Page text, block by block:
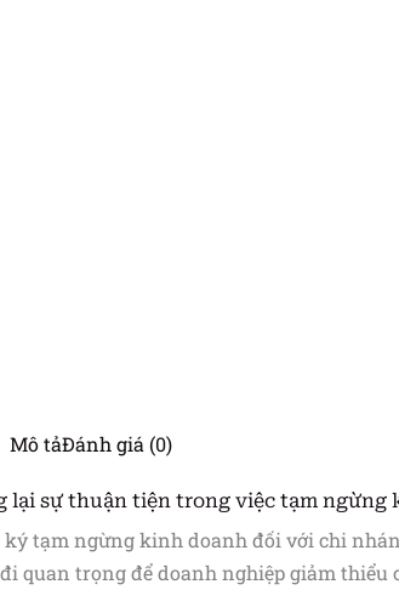
Mô tảĐánh giá (0)
lại sự thuận tiện trong việc tạm ngừng
tạm ngừng kinh doanh đối với chi
quan trọng để doanh nghiệp giảm